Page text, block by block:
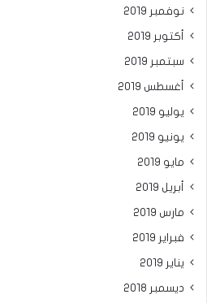
نوفمبر 2019
أكتوبر 2019
سبتمبر 2019
أغسطس 2019
يوليو 2019
يونيو 2019
مايو 2019
أبريل 2019
مارس 2019
فبراير 2019
يناير 2019
ديسمبر 2018